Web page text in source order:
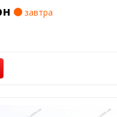
завтра